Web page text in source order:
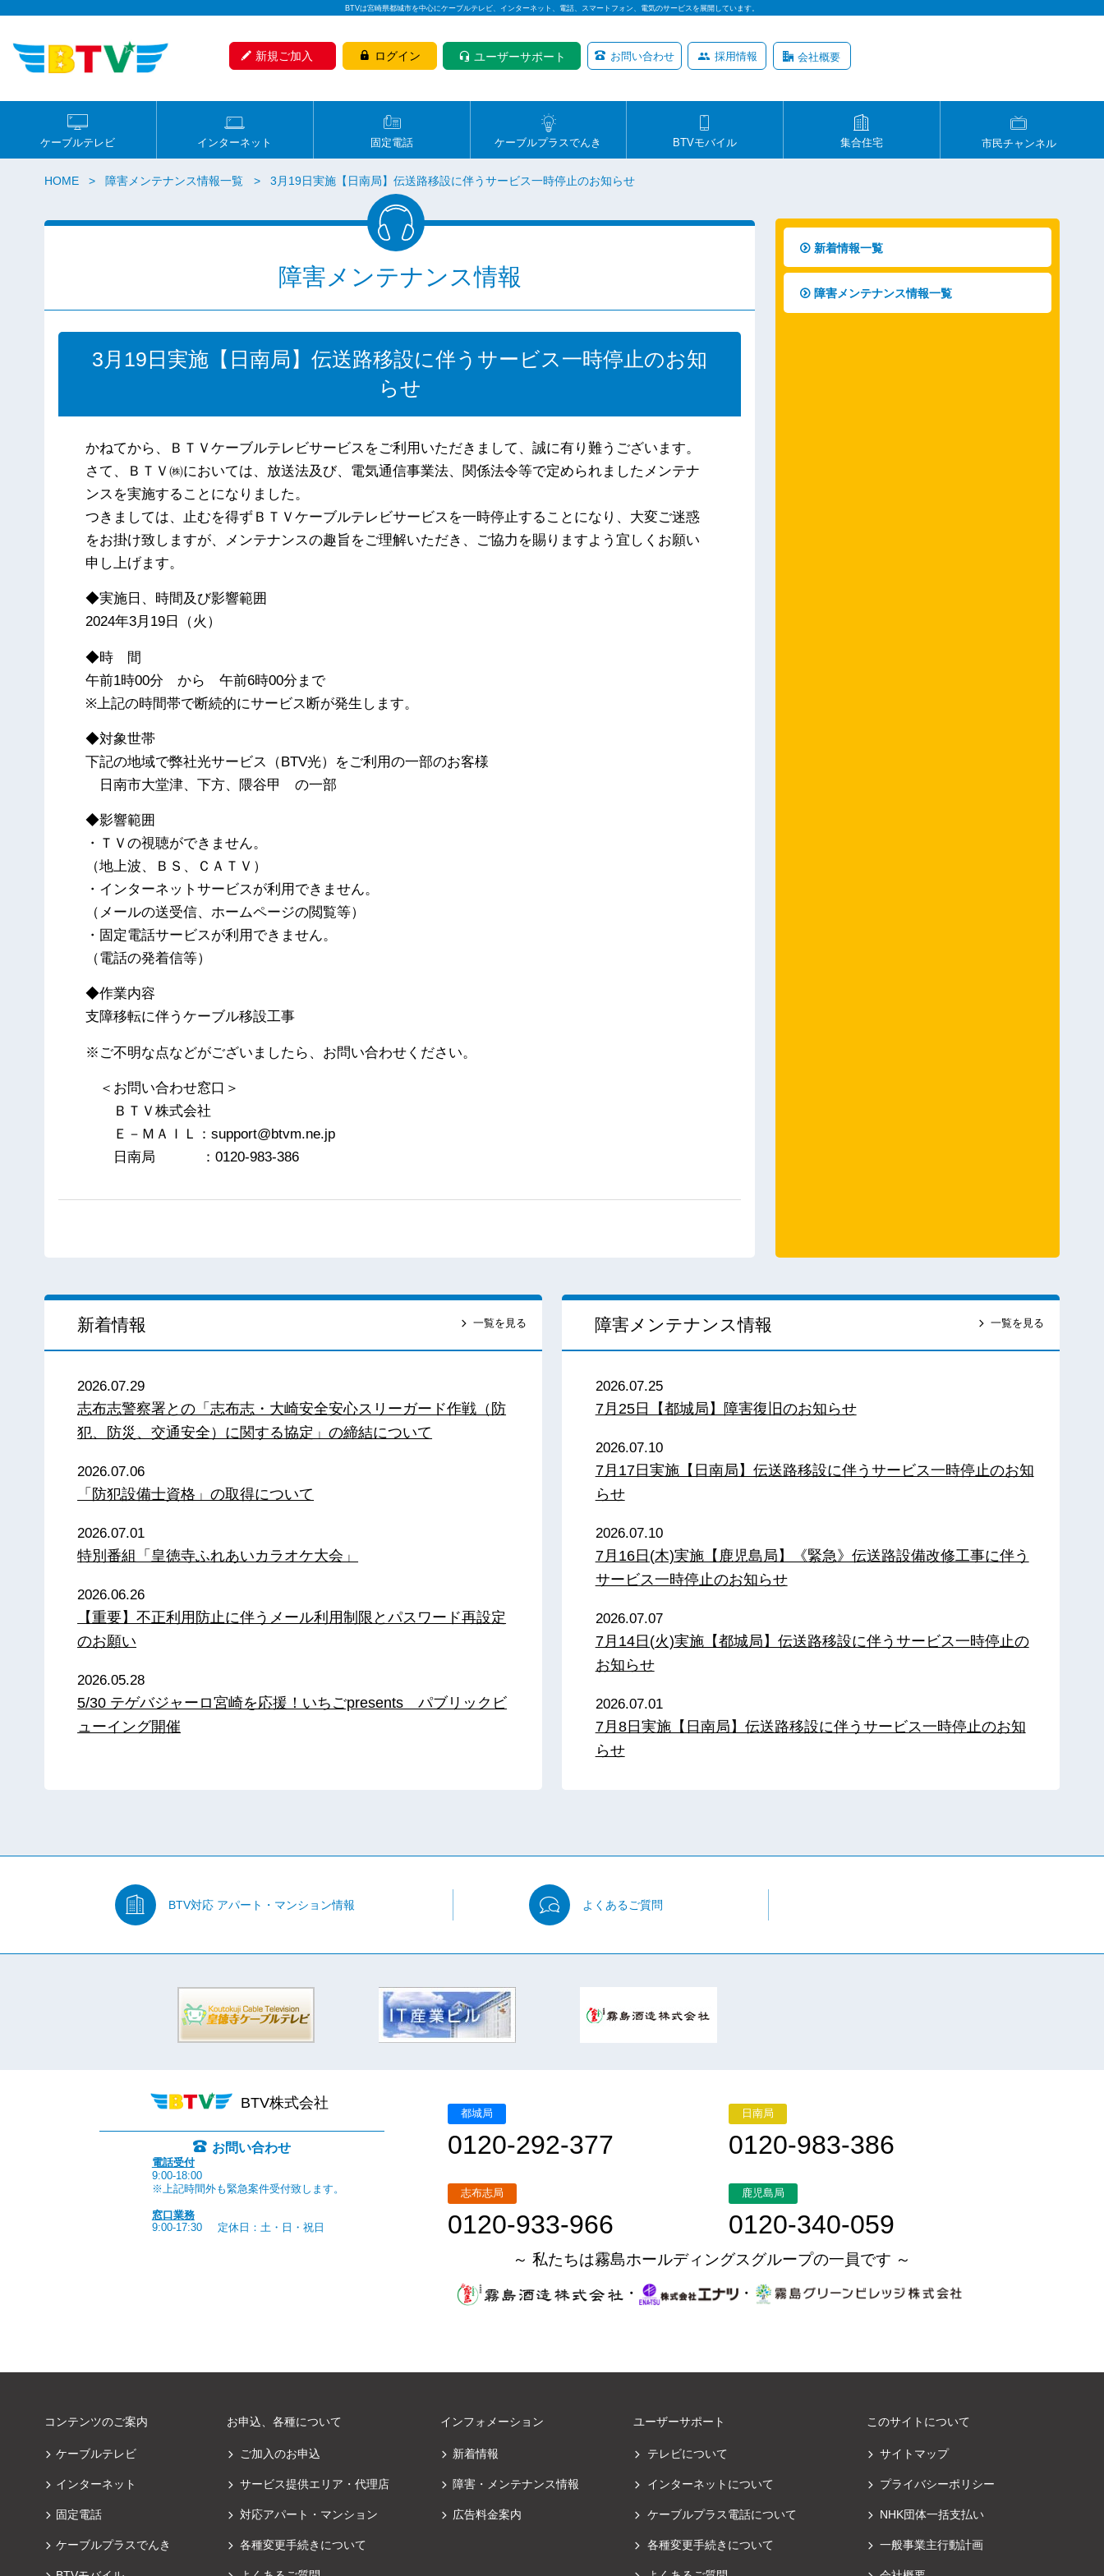
BTVは宮崎県都城市を中心にケーブルテレビ、インターネット、電話、スマートフォン、電気のサービスを展開しています。
新規ご加入 ログイン ユーザーサポート お問い合わせ 採用情報 会社概要
ケーブルテレビ インターネット 固定電話 ケーブルプラスでんき BTVモバイル 集合住宅 市民チャンネル
HOME 障害メンテナンス情報一覧 3月19日実施【日南局】伝送路移設に伴うサービス一時停止のお知らせ
障害メンテナンス情報
3月19日実施【日南局】伝送路移設に伴うサービス一時停止のお知
らせ
かねてから、ＢＴＶケーブルテレビサービスをご利用いただきまして、誠に有り難うございます。
さて、ＢＴＶ㈱においては、放送法及び、電気通信事業法、関係法令等で定められましたメンテナ
ンスを実施することになりました。
つきましては、止むを得ずＢＴＶケーブルテレビサービスを一時停止することになり、大変ご迷惑
をお掛け致しますが、メンテナンスの趣旨をご理解いただき、ご協力を賜りますよう宜しくお願い
申し上げます。
◆実施日、時間及び影響範囲
2024年3月19日（火）
◆時 間
午前1時00分 から 午前6時00分まで
※上記の時間帯で断続的にサービス断が発生します。
◆対象世帯
下記の地域で弊社光サービス（BTV光）をご利用の一部のお客様
日南市大堂津、下方、隈谷甲 の一部
◆影響範囲
・ＴＶの視聴ができません。
（地上波、ＢＳ、ＣＡＴＶ）
・インターネットサービスが利用できません。
（メールの送受信、ホームページの閲覧等）
・固定電話サービスが利用できません。
（電話の発着信等）
◆作業内容
支障移転に伴うケーブル移設工事
※ご不明な点などがございましたら、お問い合わせください。
＜お問い合わせ窓口＞
ＢＴＶ株式会社
Ｅ－ＭＡＩＬ：support@btvm.ne.jp
日南局 ：0120-983-386
新着情報一覧
障害メンテナンス情報一覧
新着情報 一覧を見る
2026.07.29
志布志警察署との「志布志・大崎安全安心スリーガード作戦（防
犯、防災、交通安全）に関する協定」の締結について
2026.07.06
「防犯設備士資格」の取得について
2026.07.01
特別番組「皇徳寺ふれあいカラオケ大会」
2026.06.26
【重要】不正利用防止に伴うメール利用制限とパスワード再設定
のお願い
2026.05.28
5/30 テゲバジャーロ宮崎を応援！いちごpresents パブリックビ
ューイング開催
障害メンテナンス情報 一覧を見る
2026.07.25
7月25日【都城局】障害復旧のお知らせ
2026.07.10
7月17日実施【日南局】伝送路移設に伴うサービス一時停止のお知
らせ
2026.07.10
7月16日(木)実施【鹿児島局】《緊急》伝送路設備改修工事に伴う
サービス一時停止のお知らせ
2026.07.07
7月14日(火)実施【都城局】伝送路移設に伴うサービス一時停止の
お知らせ
2026.07.01
7月8日実施【日南局】伝送路移設に伴うサービス一時停止のお知
らせ
BTV対応 アパート・マンション情報 よくあるご質問
BTV株式会社
お問い合わせ
電話受付
9:00-18:00
※上記時間外も緊急案件受付致します。
窓口業務
9:00-17:30
定休日：土・日・祝日
都城局
0120-292-377
日南局
0120-983-386
志布志局
0120-933-966
鹿児島局
0120-340-059
～ 私たちは霧島ホールディングスグループの一員です ～
・
・
コンテンツのご案内
ケーブルテレビ
インターネット
固定電話
ケーブルプラスでんき
お申込、各種について
ご加入のお申込
サービス提供エリア・代理店
対応アパート・マンション
各種変更手続きについて
インフォメーション
新着情報
障害・メンテナンス情報
広告料金案内
ユーザーサポート
テレビについて
インターネットについて
ケーブルプラス電話について
各種変更手続きについて
このサイトについて
サイトマップ
プライバシーポリシー
NHK団体一括支払い
一般事業主行動計画